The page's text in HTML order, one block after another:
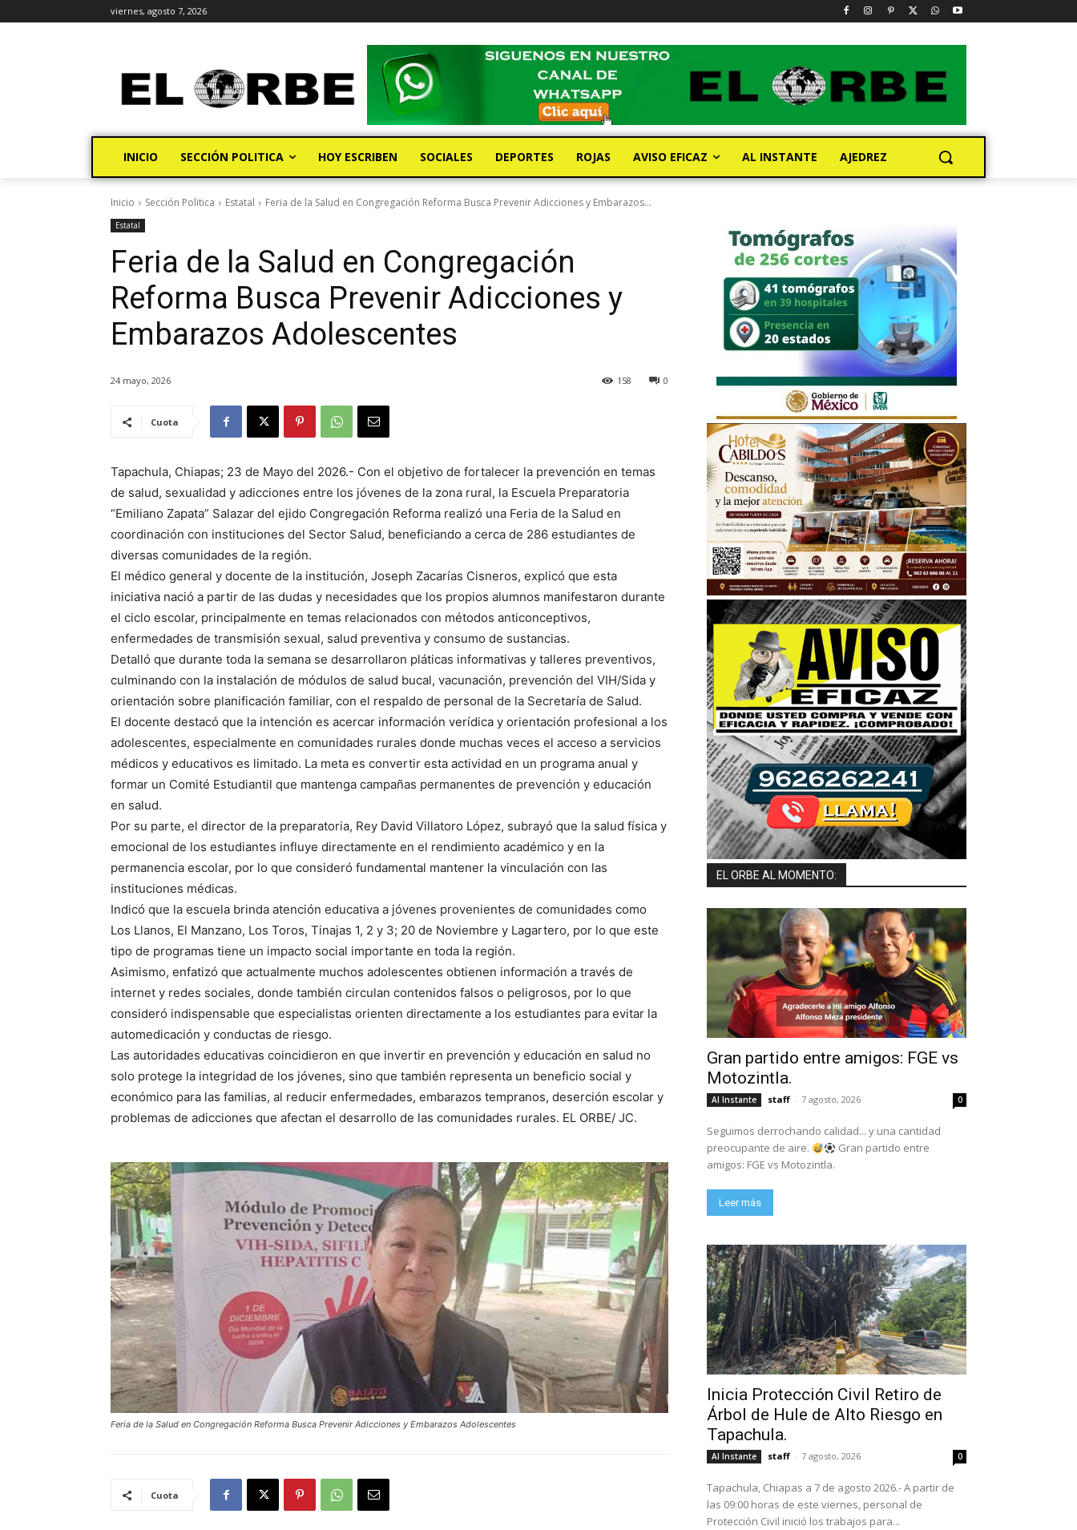
viernes, agosto 7, 2026
INICIO SECCIÓN POLITICA HOY ESCRIBEN SOCIALES DEPORTES ROJAS AVISO EFICAZ AL INSTANTE AJEDREZ
Inicio Sección Politica Estatal Feria de la Salud en Congregación Reforma Busca Prevenir Adicciones y Embarazos...
Estatal
Feria de la Salud en Congregación
Reforma Busca Prevenir Adicciones y
Embarazos Adolescentes
24 mayo, 2026 0
158
Cuota
Tapachula, Chiapas; 23 de Mayo del 2026.- Con el objetivo de fortalecer la prevención en temas
de salud, sexualidad y adicciones entre los jóvenes de la zona rural, la Escuela Preparatoria
“Emiliano Zapata” Salazar del ejido Congregación Reforma realizó una Feria de la Salud en
coordinación con instituciones del Sector Salud, beneficiando a cerca de 286 estudiantes de
diversas comunidades de la región.
El médico general y docente de la institución, Joseph Zacarías Cisneros, explicó que esta
iniciativa nació a partir de las dudas y necesidades que los propios alumnos manifestaron durante
el ciclo escolar, principalmente en temas relacionados con métodos anticonceptivos,
enfermedades de transmisión sexual, salud preventiva y consumo de sustancias.
Detalló que durante toda la semana se desarrollaron pláticas informativas y talleres preventivos,
culminando con la instalación de módulos de salud bucal, vacunación, prevención del VIH/Sida y
orientación sobre planificación familiar, con el respaldo de personal de la Secretaría de Salud.
El docente destacó que la intención es acercar información verídica y orientación profesional a los
adolescentes, especialmente en comunidades rurales donde muchas veces el acceso a servicios
médicos y educativos es limitado. La meta es convertir esta actividad en un programa anual y
formar un Comité Estudiantil que mantenga campañas permanentes de prevención y educación
en salud.
Por su parte, el director de la preparatoria, Rey David Villatoro López, subrayó que la salud física y
emocional de los estudiantes influye directamente en el rendimiento académico y en la
permanencia escolar, por lo que consideró fundamental mantener la vinculación con las
instituciones médicas.
Indicó que la escuela brinda atención educativa a jóvenes provenientes de comunidades como
Los Llanos, El Manzano, Los Toros, Tinajas 1, 2 y 3; 20 de Noviembre y Lagartero, por lo que este
tipo de programas tiene un impacto social importante en toda la región.
Asimismo, enfatizó que actualmente muchos adolescentes obtienen información a través de
internet y redes sociales, donde también circulan contenidos falsos o peligrosos, por lo que
consideró indispensable que especialistas orienten directamente a los estudiantes para evitar la
automedicación y conductas de riesgo.
Las autoridades educativas coincidieron en que invertir en prevención y educación en salud no
solo protege la integridad de los jóvenes, sino que también representa un beneficio social y
económico para las familias, al reducir enfermedades, embarazos tempranos, deserción escolar y
problemas de adicciones que afectan el desarrollo de las comunidades rurales. EL ORBE/ JC.
Feria de la Salud en Congregación Reforma Busca Prevenir Adicciones y Embarazos Adolescentes
Cuota
EL ORBE AL MOMENTO:
Gran partido entre amigos: FGE vs
Motozintla.
Al Instante staff - 7 agosto, 2026 0
Seguimos derrochando calidad... y una cantidad
preocupante de aire.
Gran partido entre
amigos: FGE vs Motozintla.
Leer más
Inicia Protección Civil Retiro de
Árbol de Hule de Alto Riesgo en
Tapachula.
Al Instante staff - 7 agosto, 2026 0
Tapachula, Chiapas a 7 de agosto 2026.- A partir de
las 09:00 horas de este viernes, personal de
Protección Civil inició los trabajos para...